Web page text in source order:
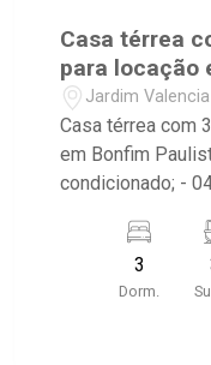
Casa térrea
para locação
Jardim
Casa térrea com
em Bonfim
condicionado; -
ambientes; -
planejada; -
planejada; -
3
Dorm.